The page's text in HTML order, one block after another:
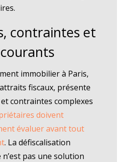
contraintes et
immobilier à Paris,
fiscaux, présente
contraintes complexes
doivent
évaluer avant tout
. La défiscalisation
pas une solution